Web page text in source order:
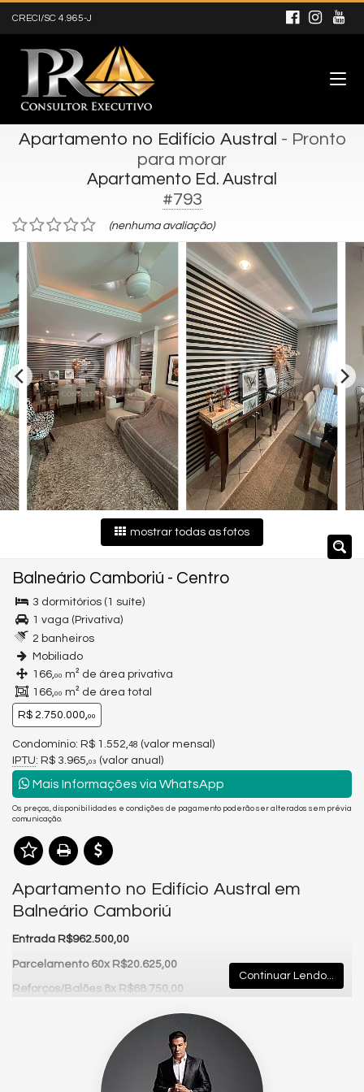
CRECI/SC 4.965-J
Apartamento no Edifício Austral - Pronto
para morar
Apartamento Ed. Austral
#793
(nenhuma avaliação)
mostrar todas as fotos
Balneário Camboriú - Centro
3 dormitórios (1 suíte)
1 vaga (Privativa)
2 banheiros
Mobiliado
166,00 m² de área privativa
166,00 m² de área total
R$ 2.750.000,00
Condomínio: R$ 1.552, 48 (valor mensal)
IPTU: R$ 3.965, 03 (valor anual)
Mais Informações via WhatsApp
Os preços, disponibilidades e condições de pagamento poderão ser alterados sem prévia
comunicação.
Apartamento no Edifício Austral em
Balneário Camboriú
Entrada R$962.500,00
Parcelamento 60x R$20.625,00
Reforços/Balões 8x R$68.750,00
, combina localização estratégica com a
praticidade de estar próximo aos melhores restaurantes,
comércios, beach clubs e atrações da cidade.
Com arquitetura elegante e ambientes amplos, o Edifício
Austral proporciona uma experiência única de moradia ou
Continuar Lendo...